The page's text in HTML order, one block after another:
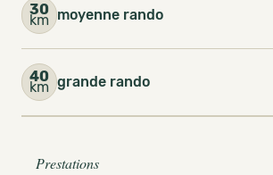
30
km moyenne rando
40
km grande rando
Prestations